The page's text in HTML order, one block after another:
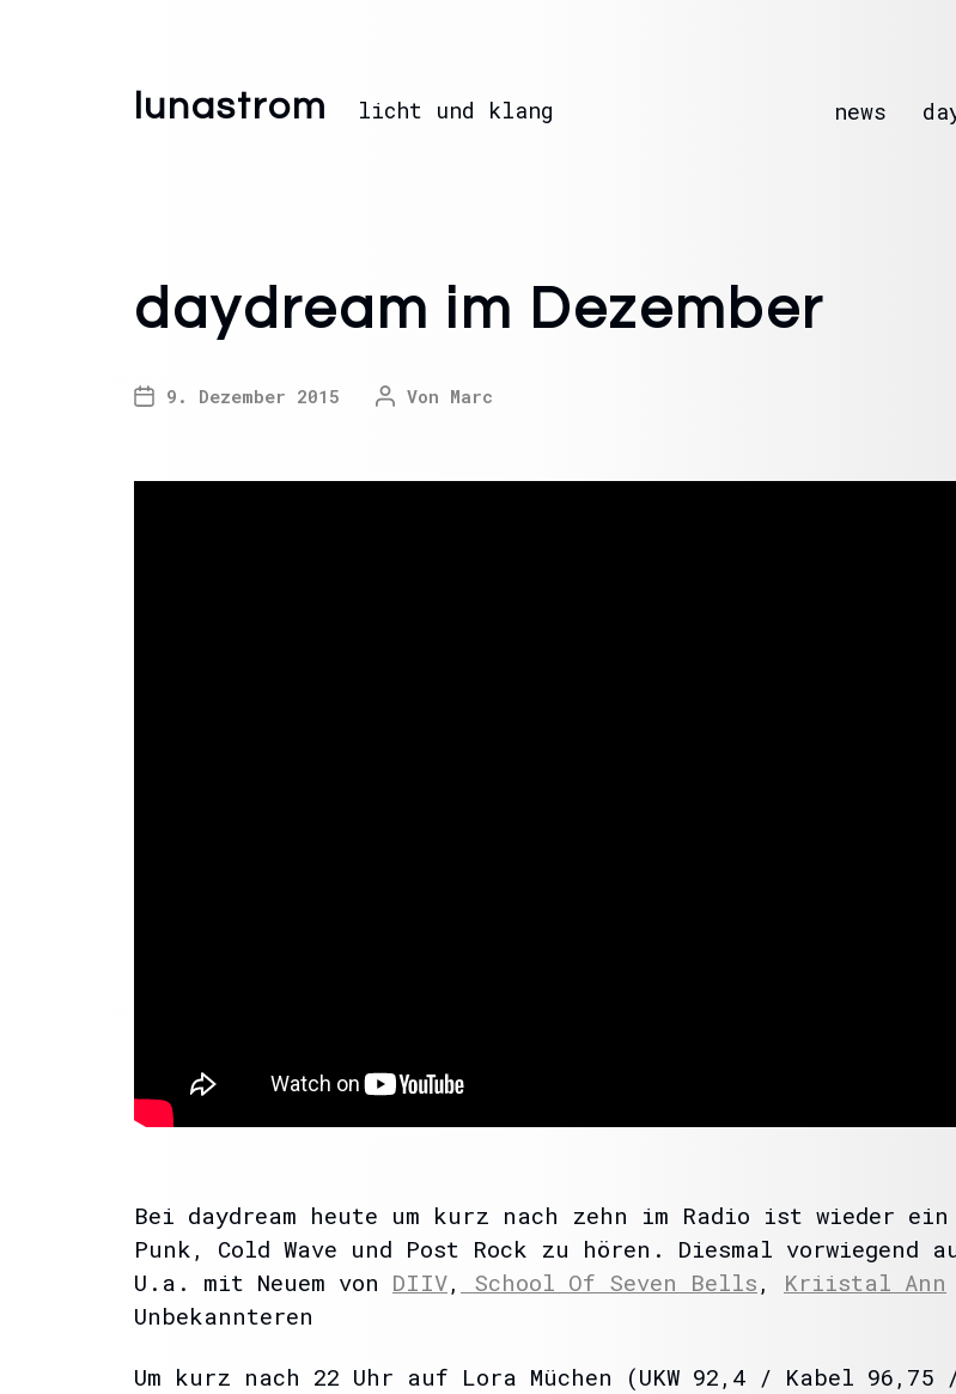
lunastrom licht und klang news
daydream im Dezember
9. Dezember 2015 Von Marc
Bei daydream heute um kurz nach zehn im Radio ist wieder ein
Punk, Cold Wave und Post Rock zu hören. Diesmal vorwiegend
U.a. mit Neuem von DIIV, School Of Seven Bells , Kriistal Ann
Unbekannteren
Um kurz nach 22 Uhr auf Lora Müchen (UKW 92,4 / Kabel 96,75